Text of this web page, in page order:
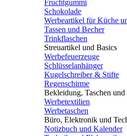
Fruchtgummi
Schokolade
Werbeartikel für Küche
Tassen und Becher
Trinkflaschen
Streuartikel und Basics
Werbefeuerzeuge
Schlüsselanhänger
Kugelschreiber & Stifte
Regenschirme
Bekleidung, Taschen und
Werbetextilien
Werbetaschen
Büro, Elektronik und
Notizbuch und Kalender